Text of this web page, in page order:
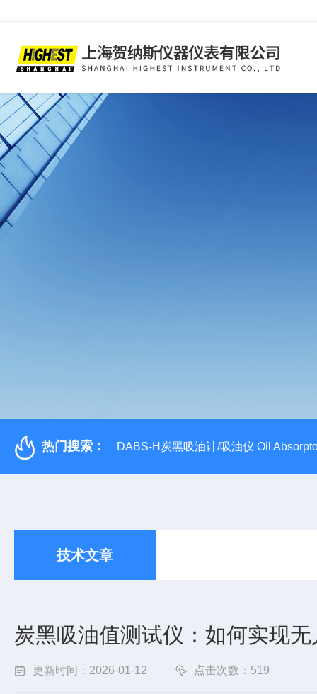
热门搜索： DABS-H炭黑吸油计/吸油仪 Oil
技术文章
炭黑吸油值测试仪：如何实现
更新时间：2026-01-12 点击次数：519